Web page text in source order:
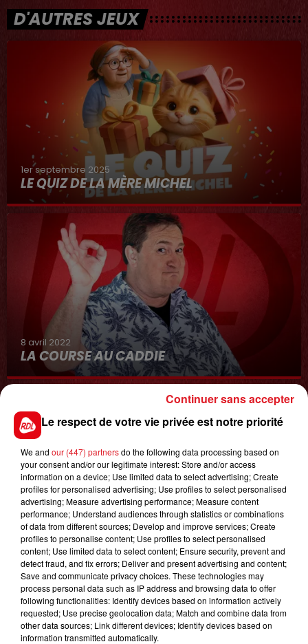
D'AUTRES JEUX
1er septembre 2025
LE QUIZ DE LA MÈRE MICHEL
8 avril 2022
LA COURSE AU CADDIE
1er août 2026
GAGNEZ VOS ENTRÉES POUR TOUTE LA
FAMILLE À DENNLYS PARC !
LES PODCASTS
Le respect de votre vie privée est notre priorité
We and our (447) partnersdo the following data processing based on
your consent and/or our legitimate interest: Store and/or access
information on a device; Use limited data to select advertising; Create
profiles for personalised advertising; Use profiles to select personalised
advertising; Measure advertising performance; Measure content
performance; Understand audiences through statistics or combinations
of data from different sources; Develop and improve services; Create
profiles to personalise content; Use profiles to select personalised
content; Use limited data to select content; Ensure security, prevent and
detect fraud, and fix errors; Deliver and present advertising and content;
Save and communicate privacy choices. These technologies may
process personal data such as IP address and browsing data to offer
following functionalities: Identify devices based on information actively
requested; Use precise geolocation data; Match and combine data from
other data sources; Link different devices; Identify devices based on
information transmitted automatically.
Continuer sans accepter